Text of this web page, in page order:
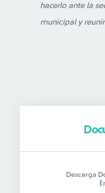
hacerlo ante la
municipal y
Descarga